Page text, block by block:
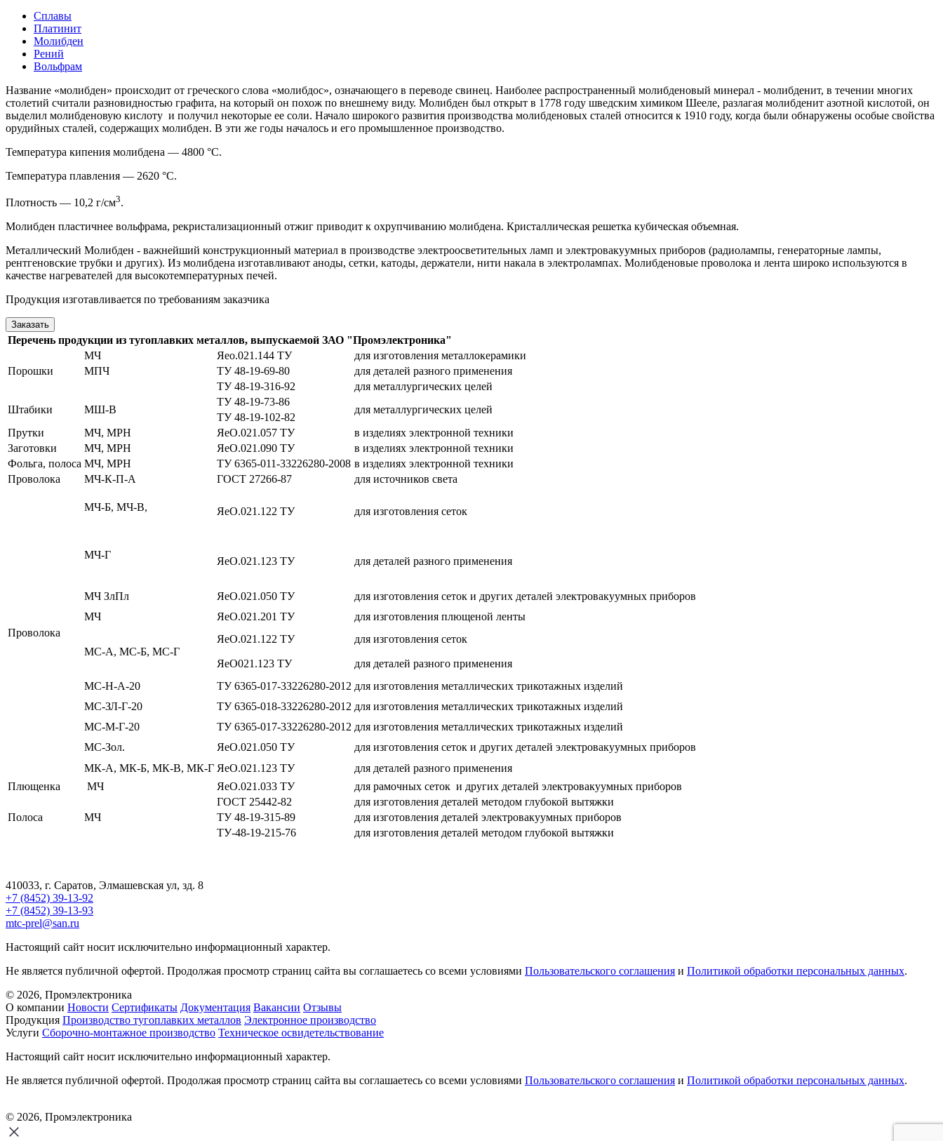
Сплавы
Платинит
Молибден
Рений
Вольфрам
Название «молибден» происходит от греческого слова «молибдос», означающего в переводе свинец. Наиболее распространенный молибденовый минерал - молибденит, в течении многих
столетий считали разновидностью графита, на который он похож по внешнему виду. Молибден был открыт в 1778 году шведским химиком Шееле, разлагая молибденит азотной кислотой, он
выделил молибденовую кислоту и получил некоторые ее соли. Начало широкого развития производства молибденовых сталей относится к 1910 году, когда были обнаружены особые свойства
орудийных сталей, содержащих молибден. В эти же годы началось и его промышленное производство.
Температура кипения молибдена — 4800 °С.
Температура плавления — 2620 °С.
Плотность — 10,2 г/см3.
Молибден пластичнее вольфрама, рекристализационный отжиг приводит к охрупчиванию молибдена. Кристаллическая решетка кубическая объемная.
Металлический Молибден - важнейший конструкционный материал в производстве электроосветительных ламп и электровакуумных приборов (радиолампы, генераторные лампы,
рентгеновские трубки и других). Из молибдена изготавливают аноды, сетки, катоды, держатели, нити накала в электролампах. Молибденовые проволока и лента широко используются в
качестве нагревателей для высокотемпературных печей.
Продукция изготавливается по требованиям заказчика
Заказать
Перечень продукции из тугоплавких металлов, выпускаемой ЗАО "Промэлектроника"
Порошки
МЧ Яео.021.144 ТУ
для изготовления металлокерамики
МПЧ
ТУ 48-19-69-80
для деталей разного применения
ТУ 48-19-316-92
для металлургических целей
Штабики
МШ-В
ТУ 48-19-73-86
для металлургических целей
ТУ 48-19-102-82
Прутки
МЧ, МРН ЯеО.021.057 ТУ
в изделиях электронной техники
Заготовки
МЧ, МРН ЯеО.021.090 ТУ
в изделиях электронной техники
Фольга, полоса МЧ, МРН ТУ 6365-011-33226280-2008 в изделиях электронной техники
Проволока
МЧ-К-П-А ГОСТ 27266-87 для источников света
Проволока
МЧ-Б, МЧ-В,
МЧ-Г
ЯеО.021.122 ТУ для изготовления сеток
ЯеО.021.123 ТУ для деталей разного применения
МЧ ЗлПл ЯеО.021.050 ТУ
для изготовления сеток и других деталей электровакуумных приборов
МЧ
ЯеО.021.201 ТУ для изготовления плющеной ленты
МС-А, МС-Б, МС-Г
ЯеО.021.122 ТУ для изготовления сеток
ЯеО021.123 ТУ
для деталей разного применения
МС-Н-А-20
ТУ 6365-017-33226280-2012 для изготовления металлических трикотажных изделий
МС-ЗЛ-Г-20
ТУ 6365-018-33226280-2012 для изготовления металлических трикотажных изделий
МС-М-Г-20
ТУ 6365-017-33226280-2012 для изготовления металлических трикотажных изделий
МС-Зол.
ЯеО.021.050 ТУ
для изготовления сеток и других деталей электровакуумных приборов
МК-А, МК-Б, МК-В, МК-Г ЯеО.021.123 ТУ
для деталей разного применения
Плющенка
МЧ ЯеО.021.033 ТУ для рамочных сеток и других деталей электровакуумных приборов
Полоса МЧ
ГОСТ 25442-82
для изготовления деталей методом глубокой вытяжки
ТУ 48-19-315-89
для изготовления деталей электровакуумных приборов
ТУ-48-19-215-76
для изготовления деталей методом глубокой вытяжки
410033, г. Саратов, Элмашевская ул, зд. 8
+7 (8452) 39-13-92
+7 (8452) 39-13-93
mtс-prel@san.ru
Настоящий сайт носит исключительно информационный характер.
Не является публичной офертой. Продолжая просмотр страниц сайта вы соглашаетесь со всеми условиями Пользовательского соглашения и Политикой обработки персональных данных.
© 2026, Промэлектроника
О компании Новости Сертификаты Документация Вакансии Отзывы
Продукция Производство тугоплавких металлов Электронное производство
Услуги Сборочно-монтажное производство Техническое освидетельствование
Настоящий сайт носит исключительно информационный характер.
Не является публичной офертой. Продолжая просмотр страниц сайта вы соглашаетесь со всеми условиями Пользовательского соглашения и Политикой обработки персональных данных.
© 2026, Промэлектроника